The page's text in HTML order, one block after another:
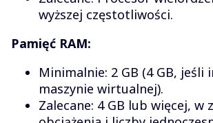
wyższej częstotliwości.
Pamięć RAM:
Minimalnie: 2 GB (4 GB, jeśli
maszynie wirtualnej).
Zalecane: 4 GB lub więcej, w